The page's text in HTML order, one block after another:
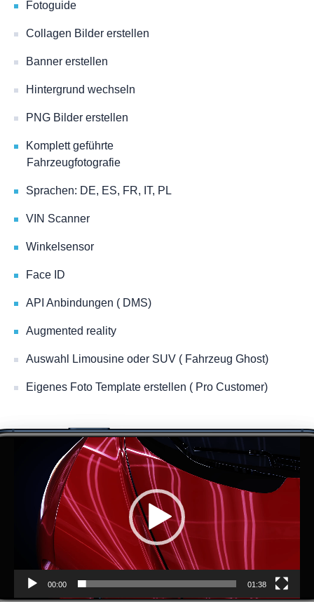
Fotoguide
Collagen Bilder erstellen
Banner erstellen
Hintergrund wechseln
PNG Bilder erstellen
Komplett geführte
Fahrzeugfotografie
Sprachen: DE, ES, FR, IT, PL
VIN Scanner
Winkelsensor
Face ID
API Anbindungen ( DMS)
Augmented reality
Auswahl Limousine oder SUV ( Fahrzeug Ghost)
Eigenes Foto Template erstellen ( Pro Customer)
00:00 01:38